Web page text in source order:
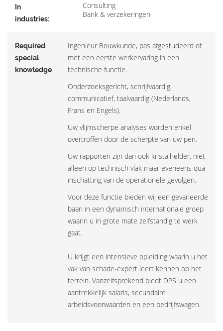
In
industries:
Consulting
Bank & verzekeringen
Required
special
knowledge
Ingenieur Bouwkunde, pas afgestudeerd of
met een eerste werkervaring in een
technische functie.
Onderzoeksgericht, schrijfvaardig,
communicatief, taalvaardig (Nederlands,
Frans en Engels).
Uw vlijmscherpe analyses worden enkel
overtroffen door de scherpte van uw pen.
Uw rapporten zijn dan ook kristalhelder, niet
alleen op technisch vlak maar eveneens qua
inschatting van de operationele gevolgen.
Voor deze functie bieden wij een gevarieerde
baan in een dynamisch internationale groep
waarin u in grote mate zelfstandig te werk
gaat.
U krijgt een intensieve opleiding waarin u het
vak van schade-expert leert kennen op het
terrein. Vanzelfsprekend biedt DPS u een
aantrekkelijk salaris, secundaire
arbeidsvoorwaarden en een bedrijfswagen.